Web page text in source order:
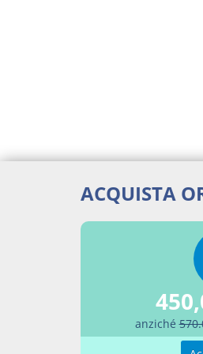
ACQUISTA
anziché